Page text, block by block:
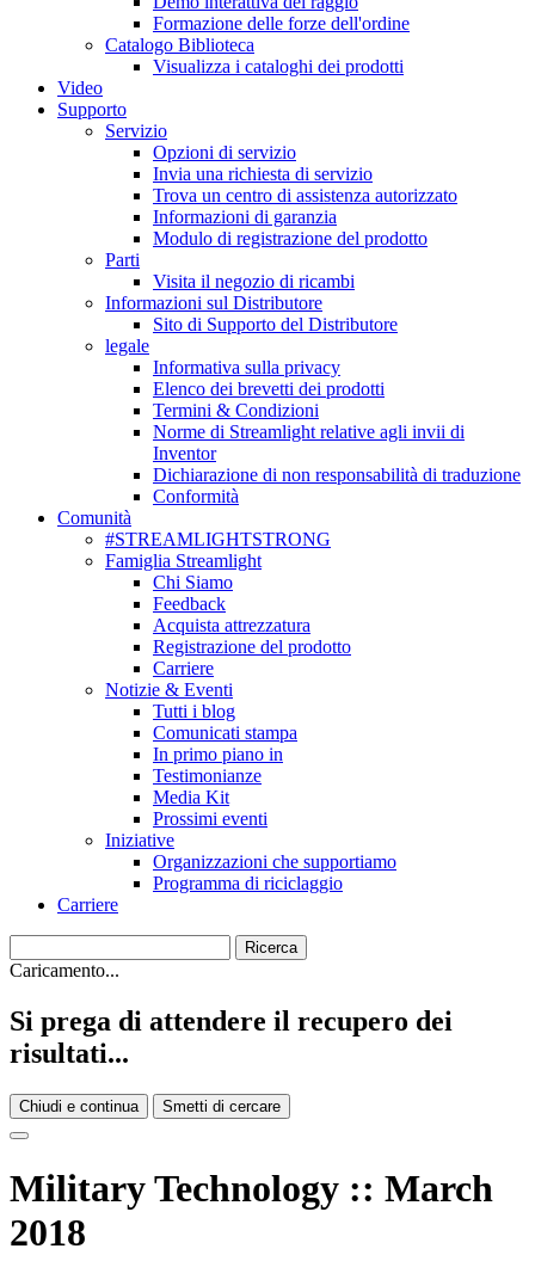
Formazione delle forze dell'ordine
Catalogo Biblioteca
Visualizza i cataloghi dei prodotti
Video
Supporto
Servizio
Opzioni di servizio
Invia una richiesta di servizio
Trova un centro di assistenza autorizzato
Informazioni di garanzia
Modulo di registrazione del prodotto
Parti
Visita il negozio di ricambi
Informazioni sul Distributore
Sito di Supporto del Distributore
legale
Informativa sulla privacy
Elenco dei brevetti dei prodotti
Termini & Condizioni
Norme di Streamlight relative agli invii di
Inventor
Dichiarazione di non responsabilità di traduzione
Conformità
Comunità
#STREAMLIGHTSTRONG
Famiglia Streamlight
Chi Siamo
Feedback
Acquista attrezzatura
Registrazione del prodotto
Carriere
Notizie & Eventi
Tutti i blog
Comunicati stampa
In primo piano in
Testimonianze
Media Kit
Prossimi eventi
Iniziative
Organizzazioni che supportiamo
Programma di riciclaggio
Carriere
Caricamento...
Si prega di attendere il recupero dei
risultati...
Chiudi e continua Smetti di cercare
Military Technology :: March
2018